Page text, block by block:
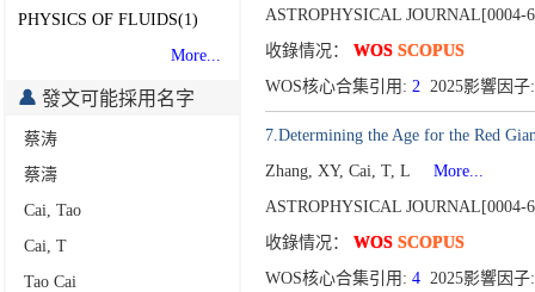
PHYSICS OF FLUIDS(1)
More...
發文可能採用名字
蔡涛
蔡濤
Cai, Tao
Cai, T
Tao Cai
ASTROPHYSICAL JOURNAL[0004-
收錄情况： WOS SCOPUS
WOS核心合集引用: 22025影響因
7.Determining the Age for the Red
Zhang, XY, Cai, T, L
More...
ASTROPHYSICAL JOURNAL[0004-
收錄情况： WOS SCOPUS
WOS核心合集引用: 42025影響因